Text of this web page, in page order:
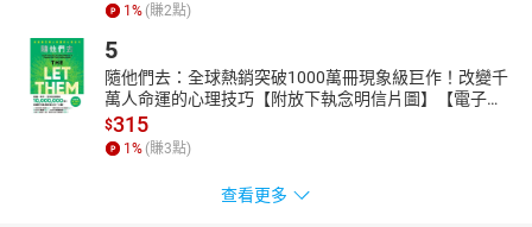
1% (賺2點)
5
隨他們去：全球熱銷突破1000萬冊現象級巨作！改變千
萬人命運的心理技巧【附放下執念明信片圖】【電子
書】
$315
1% (賺3點)
查看更多